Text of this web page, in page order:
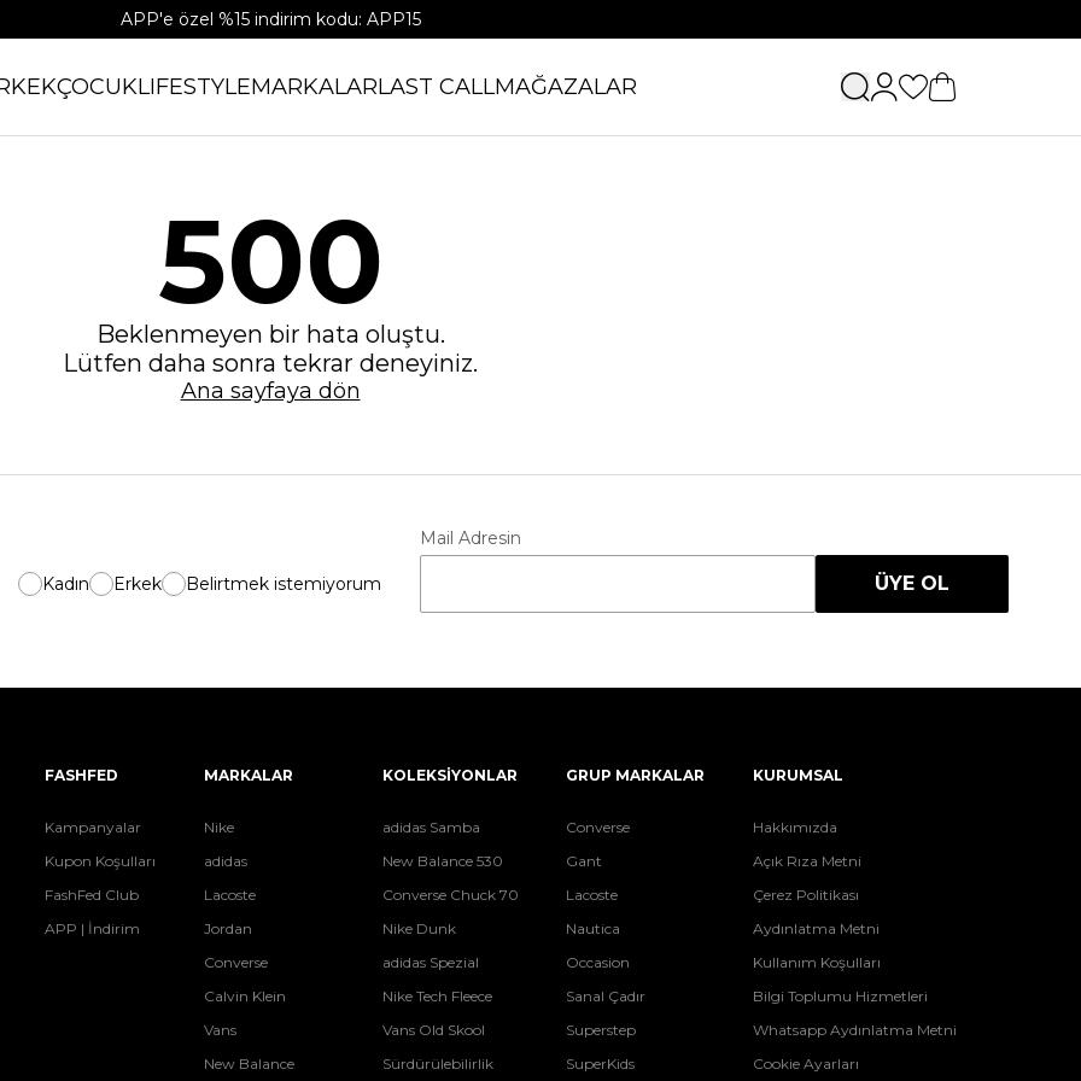
APP'e özel %15 indirim kodu: APP15
ÇOCUKLIFESTYLEMARKALARLAST CALLMAĞAZALAR
500
Beklenmeyen bir hata oluştu.
Lütfen daha sonra tekrar deneyiniz.
Ana sayfaya dön
Kadın Erkek Belirtmek istemiyorum
Mail Adresin
ÜYE OL
FASHFED
Kampanyalar
Kupon Koşulları
FashFed Club
APP | İndirim
MARKALAR
Nike
adidas
Lacoste
Jordan
Converse
Calvin Klein
Vans
New Balance
KOLEKSİYONLAR
adidas Samba
New Balance 530
Converse Chuck 70
Nike Dunk
adidas Spezial
Nike Tech Fleece
Vans Old Skool
Sürdürülebilirlik
GRUP MARKALAR
Converse
Gant
Lacoste
Nautica
Occasion
Sanal Çadır
Superstep
SuperKids
KURUMSAL
Hakkımızda
Açık Rıza Metni
Çerez Politikası
Aydınlatma Metni
Kullanım Koşulları
Bilgi Toplumu Hizmetleri
Whatsapp Aydınlatma Metni
Cookie Ayarları